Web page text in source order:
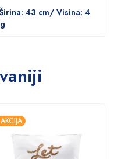
43 cm/ Visina: 4
AKCIJA